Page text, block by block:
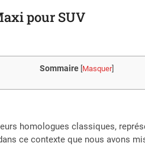
pour SUV
Sommaire [Masquer]
homologues classiques,
ce contexte que nous avons